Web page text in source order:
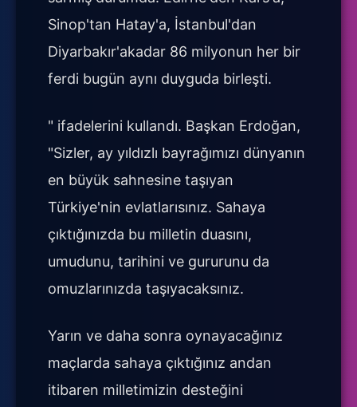
Sinop'tan Hatay'a, İstanbul'dan
Diyarbakır'akadar 86 milyonun her bir
ferdi bugün aynı duyguda birleşti.
" ifadelerini kullandı. Başkan Erdoğan,
"Sizler, ay yıldızlı bayrağımızı dünyanın
en büyük sahnesine taşıyan
Türkiye'nin evlatlarısınız. Sahaya
çıktığınızda bu milletin duasını,
umudunu, tarihini ve gururunu da
omuzlarınızda taşıyacaksınız.
Yarın ve daha sonra oynayacağınız
maçlarda sahaya çıktığınız andan
itibaren milletimizin desteğini